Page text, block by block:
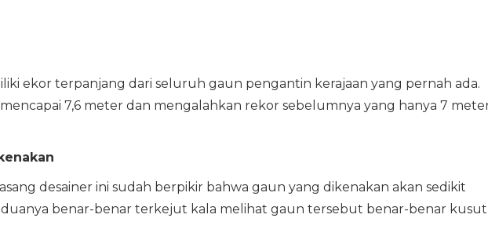
ekor terpanjang dari seluruh gaun pengantin kerajaan yang pernah ada.
7,6 meter dan mengalahkan rekor sebelumnya yang hanya 7
desainer ini sudah berpikir bahwa gaun yang dikenakan akan sedikit
benar-benar terkejut kala melihat gaun tersebut benar-benar kusut